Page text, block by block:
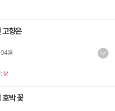
고향은
월
:상
호박 꽃